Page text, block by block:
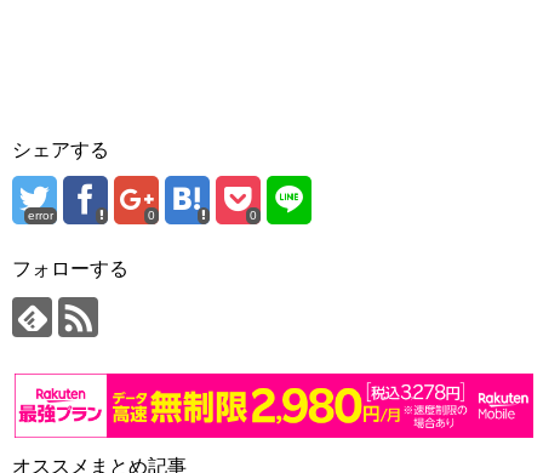
シェアする
error 0 0
フォローする
オススメまとめ記事